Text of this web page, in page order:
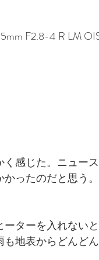
F2.8-4 R LM
感じた。ニュー
ったのだと思う。
ターを入れない
地表からどんど